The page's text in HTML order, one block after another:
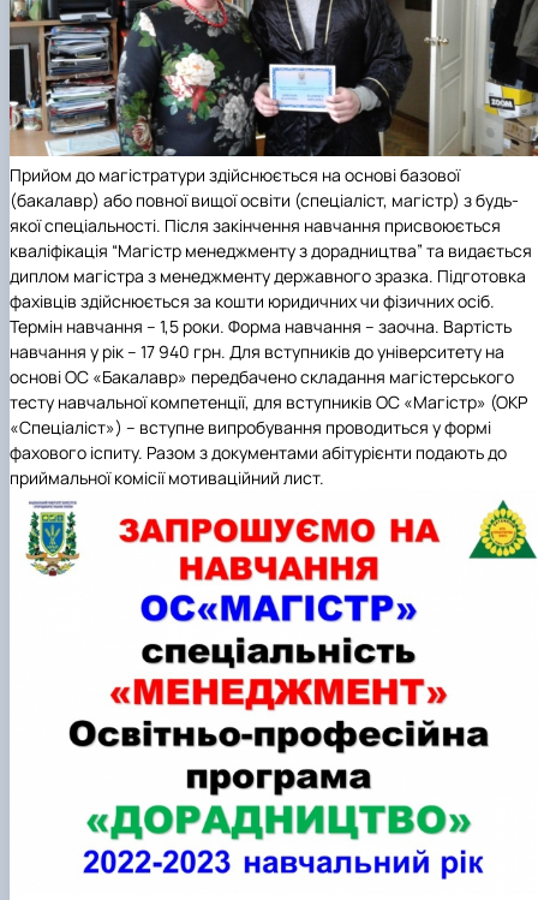
Прийом до магістратури здійснюється на основі базової
(бакалавр) або повної вищої освіти (спеціаліст, магістр) з будь-
якої спеціальності. Після закінчення навчання присвоюється
кваліфікація “Магістр менеджменту з дорадництва” та видається
диплом магістра з менеджменту державного зразка. Підготовка
фахівців здійснюється за кошти юридичних чи фізичних осіб.
Термін навчання – 1,5 роки. Форма навчання – заочна. Вартість
навчання у рік – 17 940 грн. Для вступників до університету на
основі ОС «Бакалавр» передбачено складання магістерського
тесту навчальної компетенції, для вступників ОС «Магістр» (ОКР
«Спеціаліст») – вступне випробування проводиться у формі
фахового іспиту. Разом з документами абітурієнти подають до
приймальної комісії мотиваційний лист.